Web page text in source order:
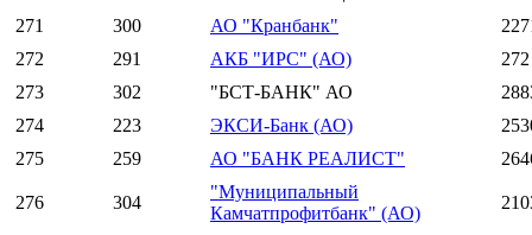
271
300 АО "Кранбанк"
272
291 АКБ "ИРС" (АО)
272
273
302 "БСТ-БАНК" АО
274
223 ЭКСИ-Банк (АО)
275
259 АО "БАНК РЕАЛИСТ"
276 304
"Муниципальный
Камчатпрофитбанк" (АО)